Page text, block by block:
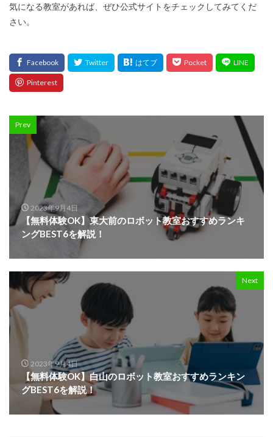
気になる教室があれば、ぜひ公式サイトをチェックしてみてくだ
さい。
Prev
2023年9月4日
【無料体験OK】東大前のロボット教室おすすめランキ
ングBEST6を解説！
Next
2023年9月4日
【無料体験OK】白山のロボット教室おすすめランキン
グBEST6を解説！